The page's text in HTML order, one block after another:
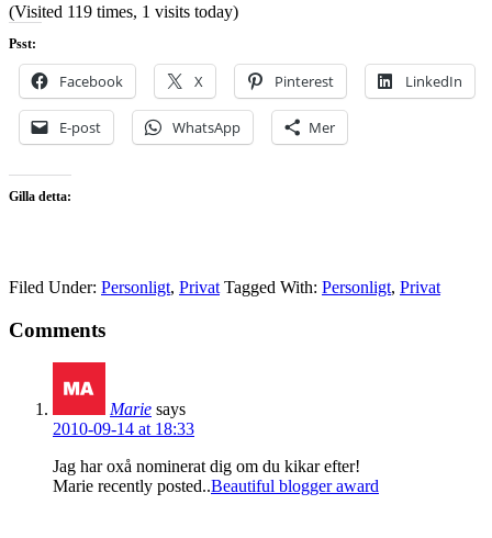
(Visited 119 times, 1 visits today)
Psst:
Facebook X Pinterest LinkedIn
E-post WhatsApp Mer
Gilla detta:
Filed Under: Personligt, Privat Tagged With: Personligt, Privat
Comments
Marie says
2010-09-14 at 18:33
Jag har oxå nominerat dig om du kikar efter!
Marie recently posted..Beautiful blogger award